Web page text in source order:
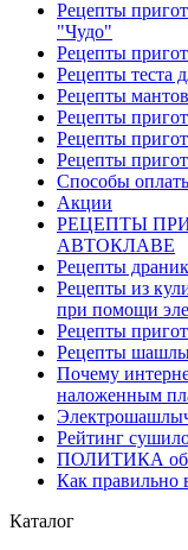
Рецепты
"Чудо"
Рецепты
Рецепты теста
Рецепты мантов
Рецепты
Рецепты
Рецепты
Способы
Акции
РЕЦЕПТЫ
АВТОКЛАВЕ
Рецепты
Рецепты из
при помощи
Рецепты
Рецепты
Почему
наложенным
Рейтинг
ПОЛИТИКА
Как правильно
Каталог